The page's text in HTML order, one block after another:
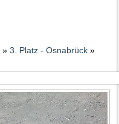
» 3. Platz - Osnabrück»